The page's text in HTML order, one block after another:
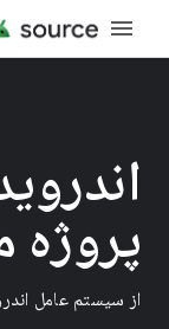
پروژه
از سیستم عامل